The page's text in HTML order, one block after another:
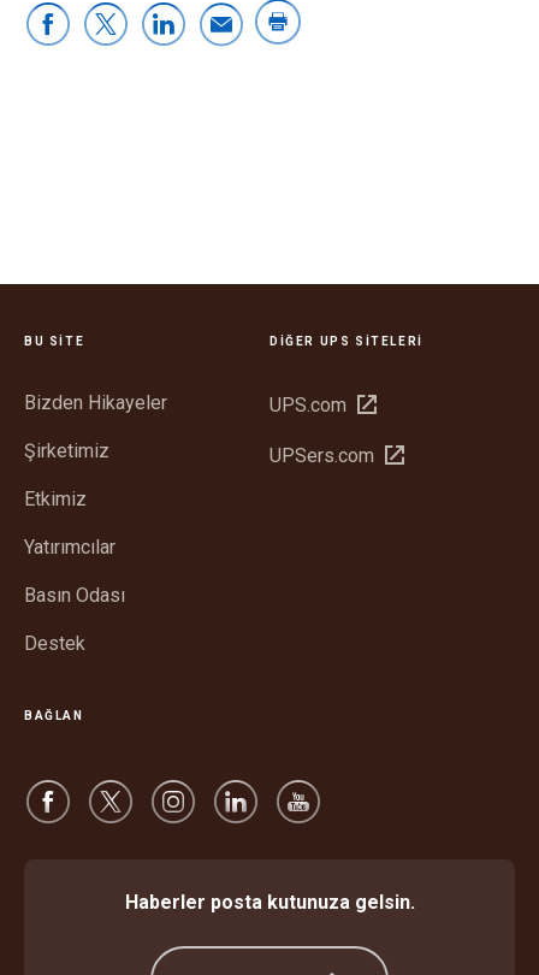
BU SITE
Bizden Hikayeler
Şirketimiz
Etkimiz
Yatırımcılar
Basın Odası
Destek
DIĞER UPS SITELERI
UPS.com Yeni
aç
UPSers.com Yeni
BAĞLAN
Haberler posta kutunuza gelsin.